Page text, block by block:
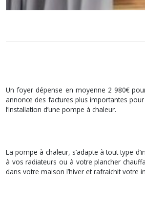
Un foyer dépense en moyenne 2 980€
annonce des factures plus importantes
l’installation d’une pompe à chaleur.
La pompe à chaleur, s’adapte à tout type
à vos radiateurs ou à votre plancher
dans votre maison l’hiver et rafraichit votre